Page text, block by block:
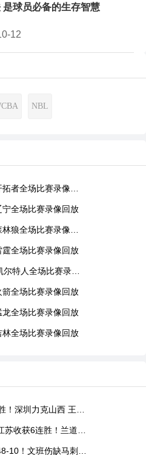
是球员必备的生存智慧
12
NBL
全场比赛录像回放
全场比赛录像回放
全场比赛录像回放
全场比赛录像回放
人全场比赛录像回放
全场比赛录像回放
全场比赛录像回放
全场比赛录像回放
浩然33+5 马凯尔·约翰逊伤退
夫17分 亨特19+12+8 庞峥麟18+5
刺轻取开拓者 福克斯25+5+7